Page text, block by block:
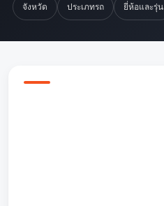
จังหวัด ประเภทรถ ยี่ห้อและรุ่น